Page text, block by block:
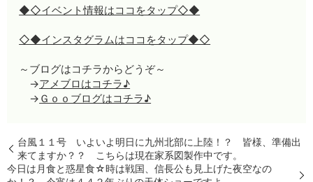
◆◇イベント情報はココをタップ◇◆
◇◆インスタグラムはココをタップ◆◇
～ブログはコチラからどうぞ～
→アメブロはコチラ♪
→ Ｇｏｏブログはコチラ♪
台風１１号 いよいよ明日に九州北部に上陸！？ 皆様、準備出
来てますか？？ こちらは現在家系図製作中です。
今日は月食と惑星食☆時は戦国、信長公も見上げた夜空なの